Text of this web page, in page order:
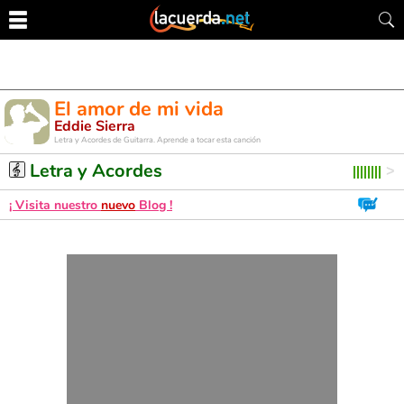
El amor de mi vida
Eddie Sierra
Letra y Acordes de Guitarra. Aprende a tocar esta canción
Letra y Acordes
¡ Visita nuestro nuevo Blog !